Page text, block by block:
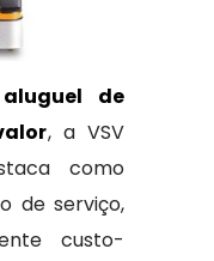
aluguel de
, a VSV
como
de serviço,
custo-